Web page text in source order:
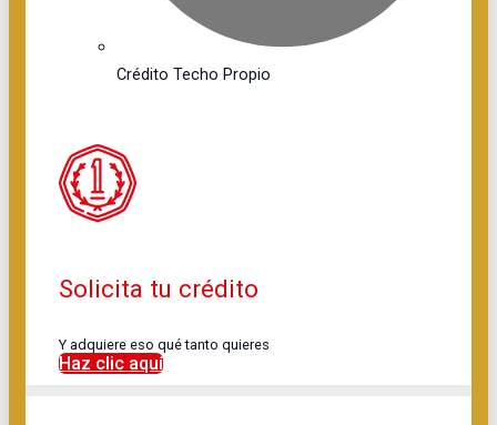
Crédito Techo Propio
Solicita tu crédito
Y adquiere eso qué tanto quieres
Haz clic aquí